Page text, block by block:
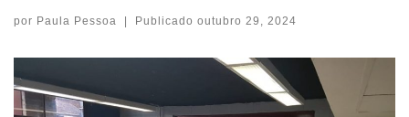
por Paula Pessoa | Publicado outubro 29, 2024